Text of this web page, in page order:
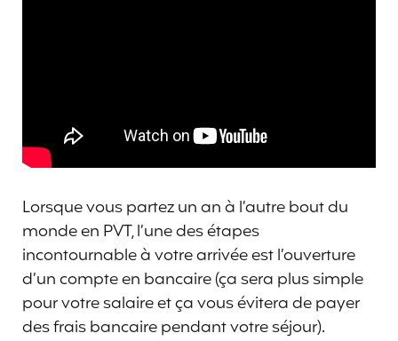
Lorsque vous partez un an à l’autre bout du
monde en PVT, l’une des étapes
incontournable à votre arrivée est l’ouverture
d’un compte en bancaire (ça sera plus simple
pour votre salaire et ça vous évitera de payer
des frais bancaire pendant votre séjour).